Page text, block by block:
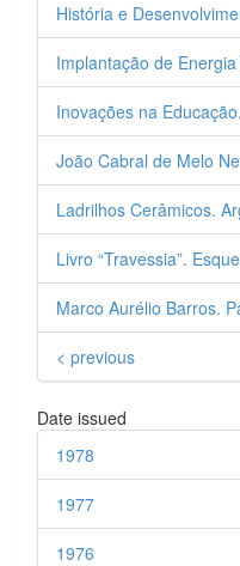
História e
Implantação de
Inovações na
João Cabral de Melo
Ladrilhos Cerâmicos.
Livro “Travessia”.
Marco Aurélio Barros.
< previous
Date issued
1978
1977
1976